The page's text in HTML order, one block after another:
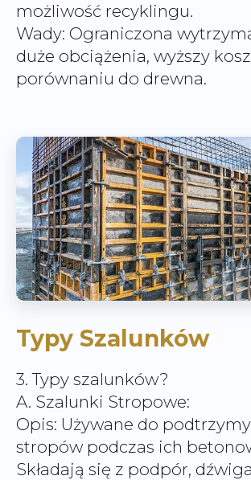
możliwość recyklingu.
Wady: Ograniczona
duże obciążenia, wyższy
porównaniu do drewna.
Typy Szalunków
3. Typy szalunków?
A. Szalunki Stropowe:
Opis: Używane do
stropów podczas ich
Składają się z podpór,